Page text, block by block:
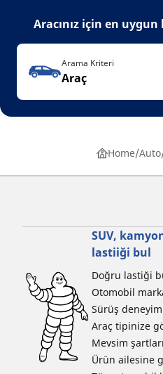
Aracınız için en
Arama Kriteri
Araç
Home Auto
SUV,
lastiiği bul
Doğru lastiği
Otomobil
Sürüş
Araç tipinize
Mevsim
Ürün ailesine